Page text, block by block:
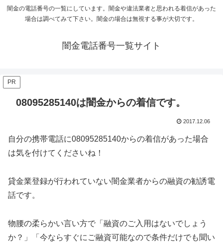
闇金の電話番号の一覧にしています。闇金や違法業者と思われる着信があった
場合は調べてみて下さい。闇金の場合は無視する事が大切です。
闇金電話番号一覧サイト
PR
08095285140は闇金からの着信です。
2017.12.06
自分の携帯電話に08095285140からの着信があった場合
は気を付けてくださいね！
貸金業登録が行われていない闇金業者からの融資の勧誘電
話です。
物腰の柔らかい言い方で「融資のご入用はないでしょう
か？」「今ならすぐにご融資可能なので条件だけでも聞い